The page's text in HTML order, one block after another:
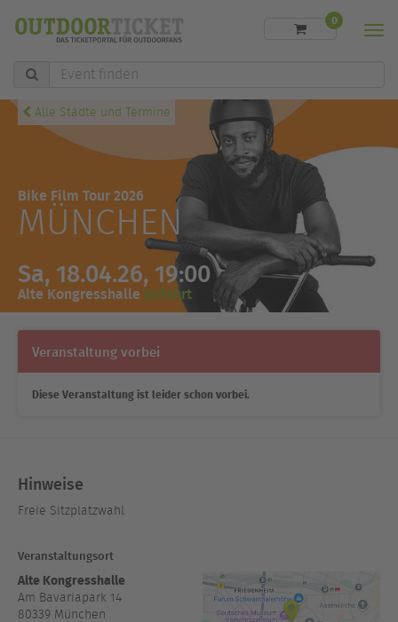
Event
finden
0
Alle Städte und Termine
Bike Film Tour 2026
MÜNCHEN
Sa, 18.04.26, 19:00
Alte Kongresshalle Anfahrt
Veranstaltung vorbei
Diese Veranstaltung ist leider schon vorbei.
Hinweise
Freie Sitzplatzwahl
Veranstaltungsort
Alte Kongresshalle
Am Bavariapark 14
80339 München